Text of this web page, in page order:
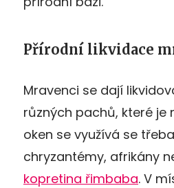
Přírodní likvidace
Mravenci se dají
různých pachů, které je
oken se využívá se třeba
chryzantémy, afrikány
kopretina řimbaba. V